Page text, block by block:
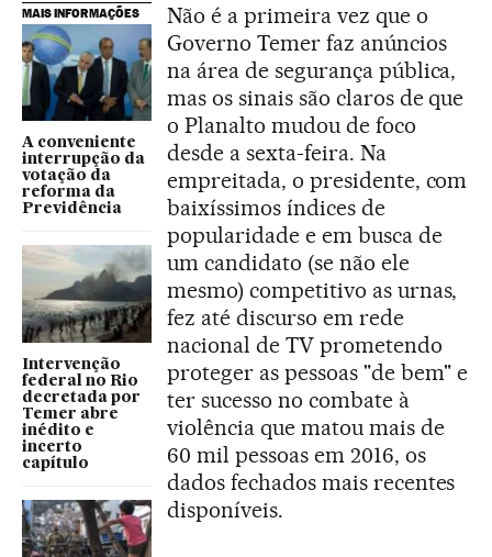
MAIS INFORMAÇÕES
A conveniente
interrupção da
votação da
reforma da
Previdência
Intervenção
federal no Rio
decretada por
Temer abre
inédito e
incerto
capítulo
Não é a primeira vez que o
Governo Temer faz anúncios
na área de segurança pública,
mas os sinais são claros de que
o Planalto mudou de foco
desde a sexta-feira. Na
empreitada, o presidente, com
baixíssimos índices de
popularidade e em busca de
um candidato (se não ele
mesmo) competitivo as urnas,
fez até discurso em rede
nacional de TV prometendo
proteger as pessoas "de bem" e
ter sucesso no combate à
violência que matou mais de
60 mil pessoas em 2016, os
dados fechados mais recentes
disponíveis.